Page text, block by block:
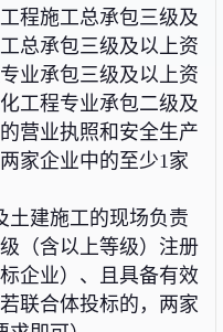
程施工总承包三级及
总承包三级及以上资
业承包三级及以上资
工程专业承包二级及
营业执照和安全生产
家企业中的至少1家
土建施工的现场负责
（含以上等级）注册
企业）、且具备有效
联合体投标的，两家